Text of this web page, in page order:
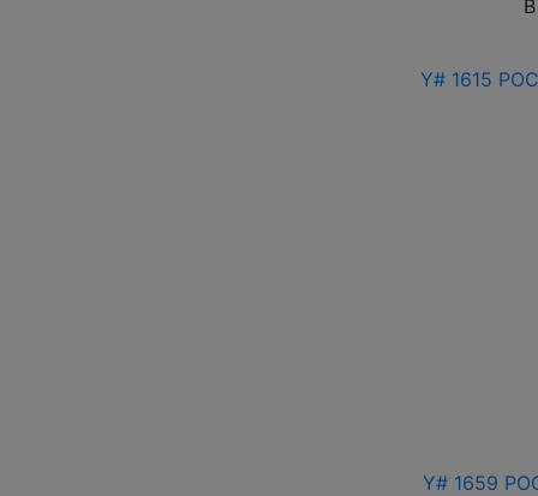
Y# 1615
Y# 1659